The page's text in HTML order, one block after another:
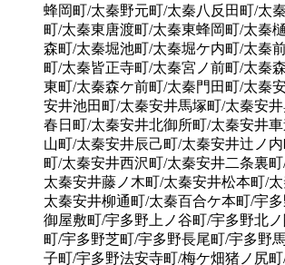
蜂岡町/太秦野元町/太秦八反田町/太
町/太秦東唐渡町/太秦東蜂岡町/太秦
森町/太秦堀池町/太秦堀ケ内町/太秦
町/太秦皆正寺町/太秦宮ノ前町/太秦
東町/太秦森ケ前町/太秦門田町/太秦
安井池田町/太秦安井馬塚町/太秦安
春日町/太秦安井北御所町/太秦安井
山町/太秦安井辰己町/太秦安井辻ノ
町/太秦安井西沢町/太秦安井二条裏
太秦安井藤ノ木町/太秦安井松本町/
太秦安井柳通町/太秦百合ケ本町/宇
御屋敷町/宇多野上ノ谷町/宇多野北
町/宇多野芝町/宇多野長尾町/宇多野
子町/宇多野法安寺町/梅ケ畑猪ノ尻